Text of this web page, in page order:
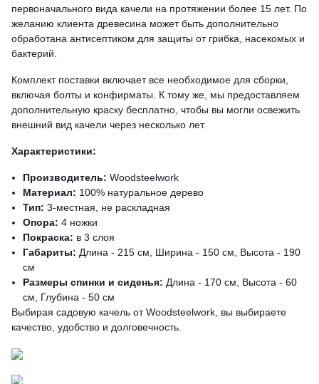
первоначального вида качели на протяжении более 15 лет. По
желанию клиента древесина может быть дополнительно
обработана антисептиком для защиты от грибка, насекомых и
бактерий.
Комплект поставки включает все необходимое для сборки,
включая болты и конфирматы. К тому же, мы предоставляем
дополнительную краску бесплатно, чтобы вы могли освежить
внешний вид качели через несколько лет.
Характеристики:
Производитель: Woodsteelwork
Материал: 100% натуральное дерево
Тип: 3-местная, не раскладная
Опора: 4 ножки
Покраска: в 3 слоя
Габариты: Длина - 215 см, Ширина - 150 см, Высота - 190
см
Размеры спинки и сиденья: Длина - 170 см, Высота - 60
см, Глубина - 50 см
Выбирая садовую качель от Woodsteelwork, вы выбираете
качество, удобство и долговечность.